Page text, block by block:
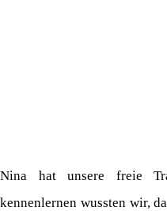
Nina hat unsere freie
kennenlernen wussten wir,